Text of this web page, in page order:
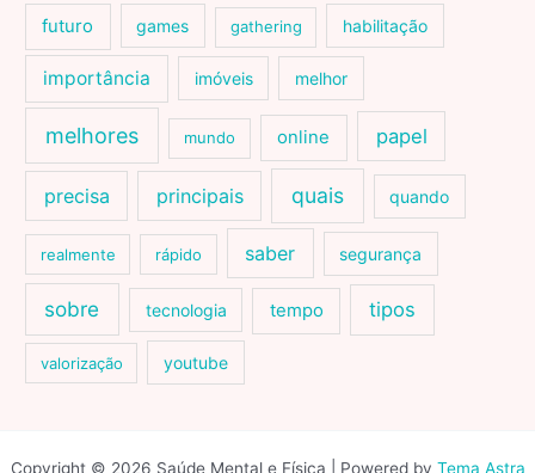
futuro games gathering habilitação
importância imóveis melhor
melhores mundo online papel
precisa principais quais quando
realmente rápido saber segurança
sobre tecnologia tempo tipos
valorização youtube
Copyright © 2026 Saúde Mental e Física | Powered by Tema Astra